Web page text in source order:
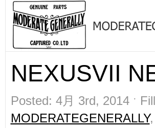
NEXUSVII
Posted: 4月 3rd, 2014 ˑ
MODERATEGENERALLY,